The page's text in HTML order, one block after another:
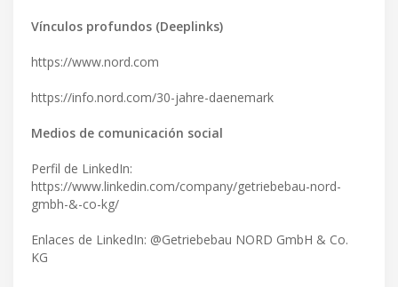
Vínculos profundos (Deeplinks)
https://www.nord.com
https://info.nord.com/30-jahre-daenemark
Medios de comunicación social
Perfil de LinkedIn:
https://www.linkedin.com/company/getriebebau-nord-
gmbh-&-co-kg/
Enlaces de LinkedIn: @Getriebebau NORD GmbH & Co.
KG